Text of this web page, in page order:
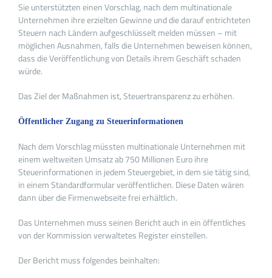
Sie unterstützten einen Vorschlag, nach dem multinationale
Unternehmen ihre erzielten Gewinne und die darauf entrichteten
Steuern nach Ländern aufgeschlüsselt melden müssen – mit
möglichen Ausnahmen, falls die Unternehmen beweisen können,
dass die Veröffentlichung von Details ihrem Geschäft schaden
würde.
Das Ziel der Maßnahmen ist, Steuertransparenz zu erhöhen.
Öffentlicher Zugang zu Steuerinformationen
Nach dem Vorschlag müssten multinationale Unternehmen mit
einem weltweiten Umsatz ab 750 Millionen Euro ihre
Steuerinformationen in jedem Steuergebiet, in dem sie tätig sind,
in einem Standardformular veröffentlichen. Diese Daten wären
dann über die Firmenwebseite frei erhältlich.
Das Unternehmen muss seinen Bericht auch in ein öffentliches
von der Kommission verwaltetes Register einstellen.
Der Bericht muss folgendes beinhalten: